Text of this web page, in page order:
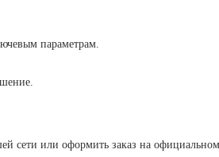
параметрам.
сети или оформить заказ на